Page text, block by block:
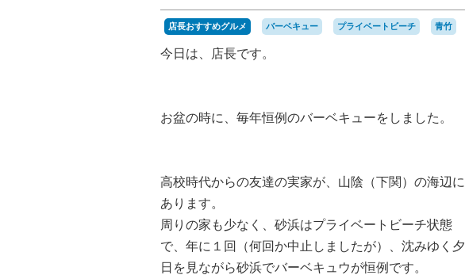
店長おすすめグルメ バーベキュー プライベートビーチ 青竹
今日は、店長です。
お盆の時に、毎年恒例のバーベキューをしました。
高校時代からの友達の実家が、山陰（下関）の海辺に
あります。
周りの家も少なく、砂浜はプライベートビーチ状態
で、年に１回（何回か中止しましたが）、沈みゆく夕
日を見ながら砂浜でバーベキュウが恒例です。